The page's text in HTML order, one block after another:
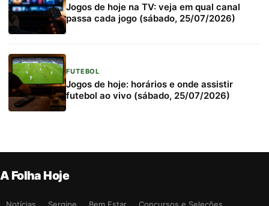
Jogos de hoje na TV: veja em qual canal
passa cada jogo (sábado, 25/07/2026)
FUTEBOL
Jogos de hoje: horários e onde assistir
futebol ao vivo (sábado, 25/07/2026)
A Folha Hoje